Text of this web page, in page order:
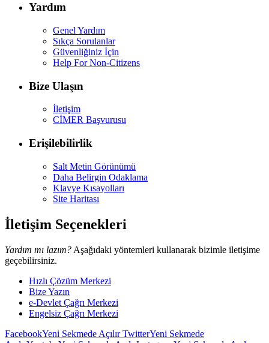
Yardım
Genel Yardım
Sıkça Sorulanlar
Güvenliğiniz İçin
Help For Non-Citizens
Bize Ulaşın
İletişim
CİMER Başvurusu
Erişilebilirlik
Salt Metin Görünümü
Daha Belirgin Odaklama
Klavye Kısayolları
Site Haritası
İletişim Seçenekleri
Yardım mı lazım? Aşağıdaki yöntemleri kullanarak bizimle iletişime
geçebilirsiniz.
Hızlı Çözüm Merkezi
Bize Yazın
e-Devlet Çağrı Merkezi
Engelsiz Çağrı Merkezi
FacebookYeni Sekmede AçılırTwitterYeni Sekmede